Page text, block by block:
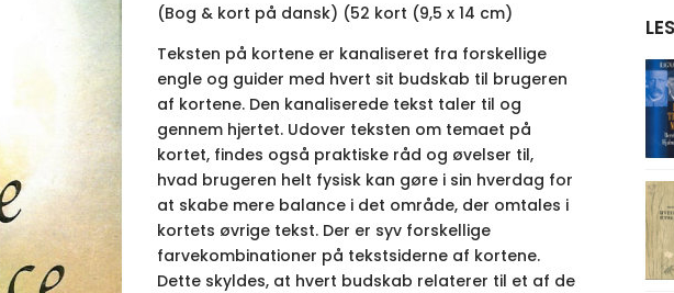
(Bog & kort på dansk) (52 kort (9,5 x 14 cm)
Teksten på kortene er kanaliseret fra forskellige
engle og guider med hvert sit budskab til brugeren
af kortene. Den kanaliserede tekst taler til og
gennem hjertet. Udover teksten om temaet på
kortet, findes også praktiske råd og øvelser til,
hvad brugeren helt fysisk kan gøre i sin hverdag for
at skabe mere balance i det område, der omtales i
kortets øvrige tekst. Der er syv forskellige
farvekombinationer på tekstsiderne af kortene.
Dette skyldes, at hvert budskab relaterer til et af de